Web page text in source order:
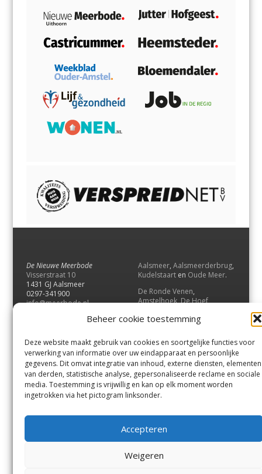
Beheer cookie toestemming
Deze website maakt gebruik van cookies en soortgelijke functies voor
verwerking van informatie over uw eindapparaat en persoonlijke
gegevens. Dit omvat integratie van inhoud, externe diensten, elementen
van derden, statistische analyse, gepersonaliseerde reclame en sociale
media. Toestemming is vrijwillig en kan op elk moment worden
ingetrokken via het pictogram linksonder.
Accepteren
Weigeren
De Nieuwe Meerbode
Visserstraat 10
1431 GJ Aalsmeer
0297-341900
info@meerbode.nl
Aalsmeer, Aalsmeerderbrug,
Kudelstaart en Oude Meer.
De Ronde Venen,
Amstelhoek,De Hoef,
Vrouwenakker,Waverveen
UithoornenDe Kwakel.
Contact
Andere uitgaven
Bezorgklacht
Vacatures
Voorwaarden
Privacyverklaring